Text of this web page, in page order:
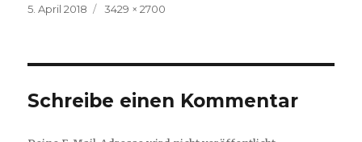
Veröffentlicht
5. April 2018
Volle
3429 × 2700
Schreibe einen Kommentar